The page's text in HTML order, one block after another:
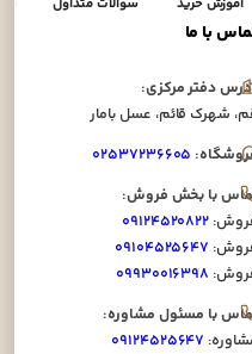
با ما
دفتر مرکزی:
شهرک قائم، عسل بامار
۰۲۵۳۷۲۳۶۶۰۵
با بخش فروش:
۰۹۱۲۴۵۲۰۸۲۲
۰۹۱۰۴۵۲۵۶۴۷
۰۹۹۳۰۰۱۶۳۹۸
با مسئول مشاوره:
۰۹۱۲۴۵۲۵۶۴۷